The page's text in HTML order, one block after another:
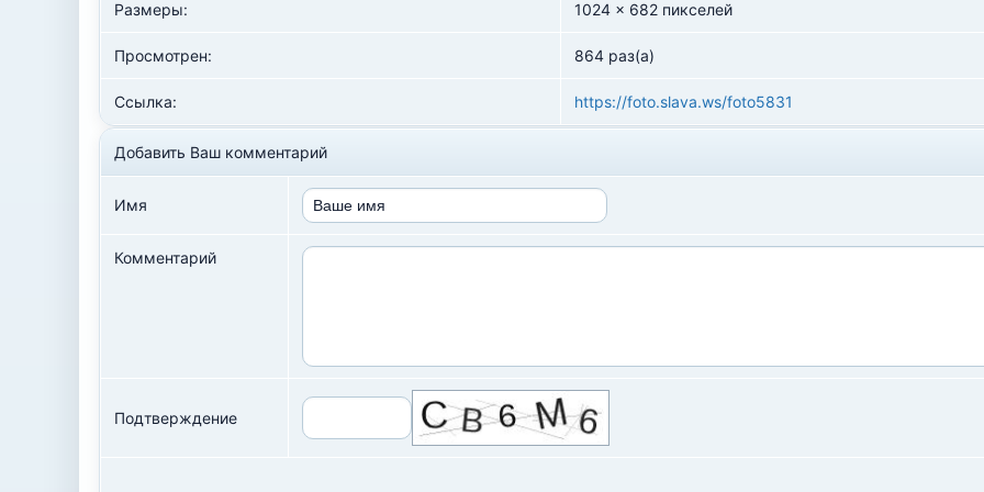
Размеры: 1024 x 682 пикселей
Просмотрен: 864 раз(а)
Ссылка: https://foto.slava.ws/foto5831
Добавить Ваш комментарий
Имя
Комментарий
Подтверждение